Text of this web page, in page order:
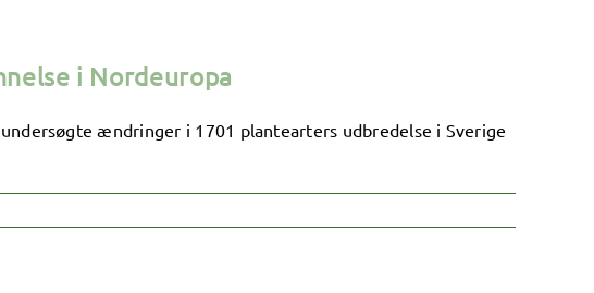
i Nordeuropa
ændringer i 1701 plantearters udbredelse i Sverige